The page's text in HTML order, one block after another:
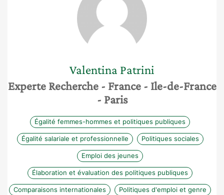
Valentina Patrini
Experte Recherche - France - Ile-de-France
- Paris
Égalité femmes-hommes et politiques publiques
Égalité salariale et professionnelle Politiques sociales
Emploi des jeunes
Élaboration et évaluation des politiques publiques
Comparaisons internationales Politiques d'emploi et genre